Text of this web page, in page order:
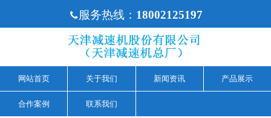
服务热线： 18002125197
网站首页 关于我们 新闻资讯 产品展示
合作案例 联系我们